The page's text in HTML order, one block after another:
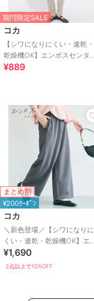
期間限定SALE
コカ
【シワになりにくい・速乾・
乾燥機OK】エンボスセンター
シームレギンスパンツ 全2色
¥889
まとめ割
¥200ｸｰﾎﾟﾝ
コカ
＼新色登場／【シワになりに
くい・速乾・乾燥機OK】エン
ボスワイドパンツ 全6色
¥1,690
2点以上で10%OFF